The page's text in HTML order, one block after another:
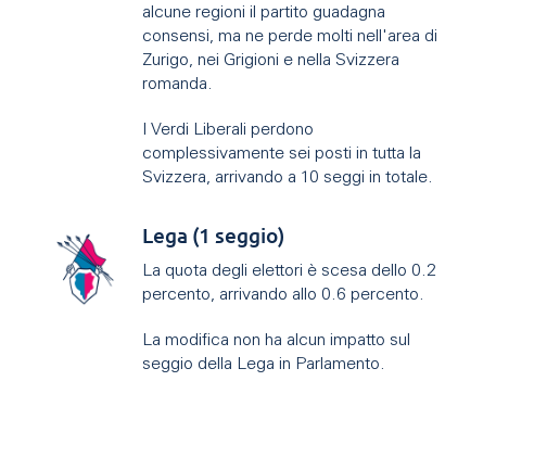
alcune regioni il partito guadagna
consensi, ma ne perde molti nell'area di
Zurigo, nei Grigioni e nella Svizzera
romanda.
I Verdi Liberali perdono
complessivamente sei posti in tutta la
Svizzera, arrivando a 10 seggi in totale.
Lega (1 seggio)
La quota degli elettori è scesa dello 0.2
percento, arrivando allo 0.6 percento.
La modifica non ha alcun impatto sul
seggio della Lega in Parlamento.